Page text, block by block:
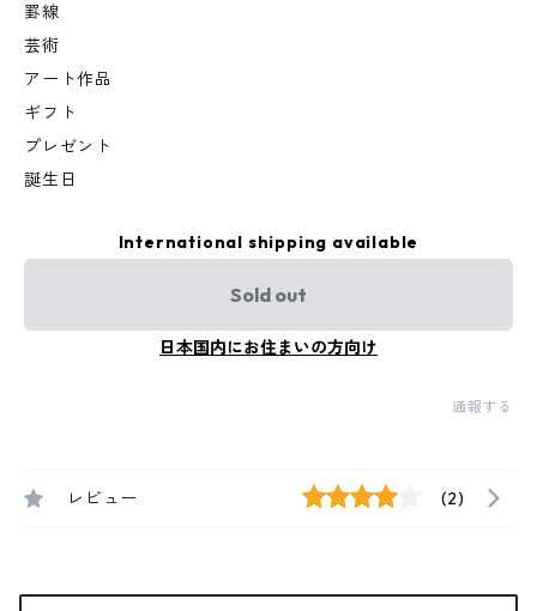
罫線
芸術
アート作品
ギフト
プレゼント
誕生日
International shipping available
Sold out
日本国内にお住まいの方向け
通報する
レビュー (2)